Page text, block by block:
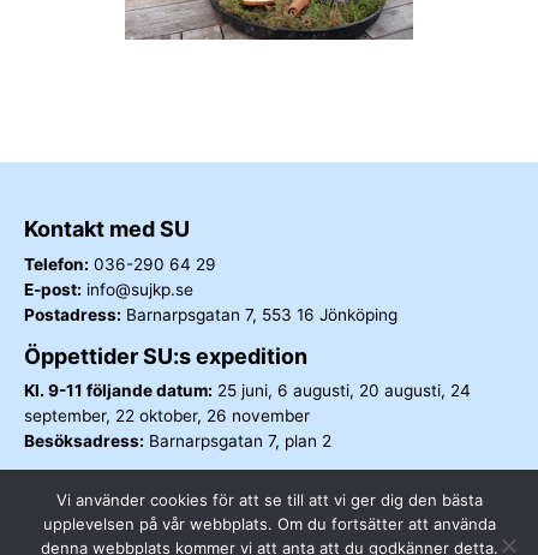
Kontakt med SU
Telefon: 036-290 64 29
E-post: info@sujkp.se
Postadress: Barnarpsgatan 7, 553 16 Jönköping
Öppettider SU:s expedition
Kl. 9-11 följande datum: 25 juni, 6 augusti, 20 augusti, 24
september, 22 oktober, 26 november
Besöksadress: Barnarpsgatan 7, plan 2
Vi använder cookies för att se till att vi ger dig den bästa
upplevelsen på vår webbplats. Om du fortsätter att använda
denna webbplats kommer vi att anta att du godkänner detta.